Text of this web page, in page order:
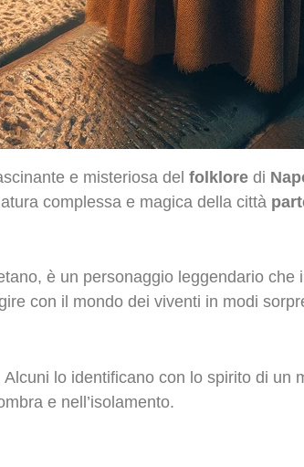
e misteriosa del folklore di
complessa e magica della città
è un personaggio leggendario che
con il mondo dei viventi in modi
Alcuni lo identificano con lo spirito di un
e nell’isolamento.